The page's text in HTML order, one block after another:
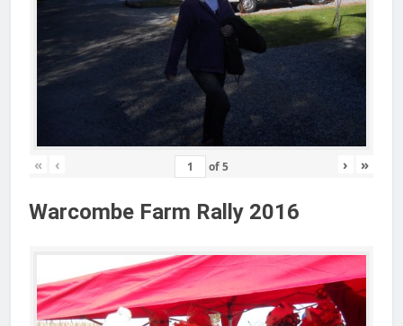
« ‹ of5 › »
Warcombe Farm Rally 2016